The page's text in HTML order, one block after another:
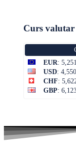
Curs valutar
EUR:
USD:
CHF:
GBP: